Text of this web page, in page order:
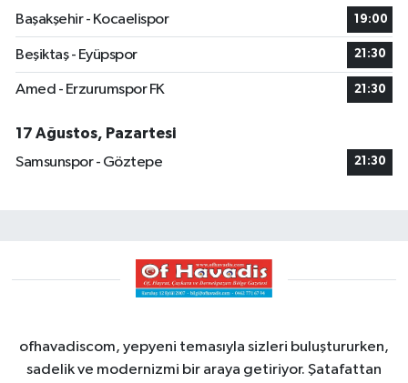
Başakşehir - Kocaelispor
19:00
Beşiktaş - Eyüpspor 21:30
Amed - Erzurumspor FK 21:30
17 Ağustos, Pazartesi
Samsunspor - Göztepe
21:30
ofhavadiscom, yepyeni temasıyla sizleri buluştururken,
sadelik ve modernizmi bir araya getiriyor. Şatafattan